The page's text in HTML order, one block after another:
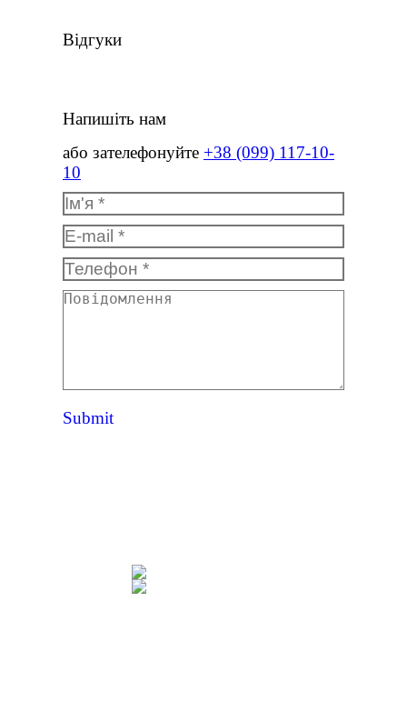
Відгуки
Напишіть нам
або зателефонуйте +38 (099) 117-10-
10
Ім'я *
E-mail *
Телефон *
Повідомлення
Submit